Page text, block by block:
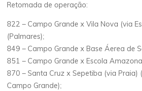
Retomada de operação:
822 – Campo Grande x Vila Nova (via
(Palmares);
849 – Campo Grande x Base Áerea de
851 – Campo Grande x Escola
870 – Santa Cruz x Sepetiba (via Praia)
Campo Grande);